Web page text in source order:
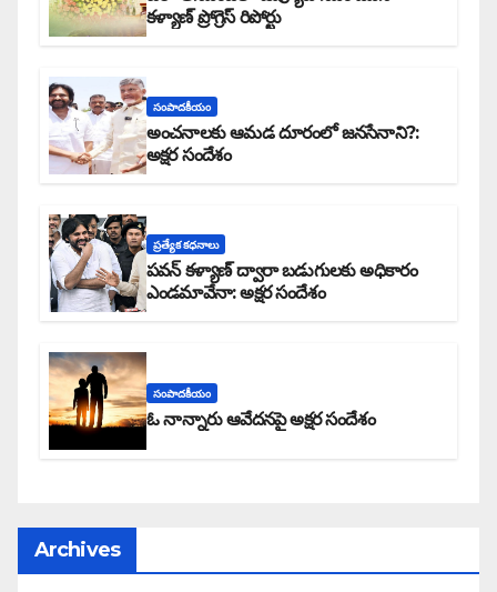
కళ్యాణ్ ప్రోగ్రెస్ రిపోర్టు
సంపాదకీయం
అంచనాలకు ఆమడ దూరంలో జనసేనాని?:
అక్షర సందేశం
ప్రత్యేక కధనాలు
పవన్ కళ్యాణ్ ద్వారా బడుగులకు అధికారం
ఎండమావేనా: అక్షర సందేశం
సంపాదకీయం
ఓ నాన్నారు ఆవేదనపై అక్షర సందేశం
Archives